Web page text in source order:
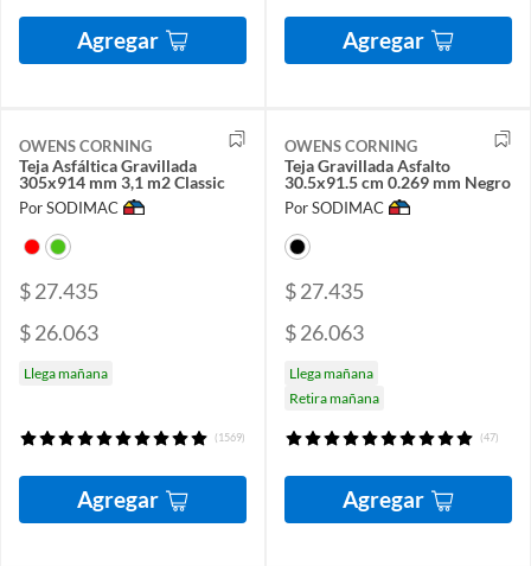
Agregar Agregar
OWENS CORNING
Teja Asfáltica Gravillada
305x914 mm 3,1 m2 Classic
Por SODIMAC
$ 27.435
$ 26.063
Llega mañana
(1569)
Agregar
OWENS CORNING
Teja Gravillada Asfalto
30.5x91.5 cm 0.269 mm Negro
Por SODIMAC
$ 27.435
$ 26.063
Llega mañana
Retira mañana
(47)
Agregar